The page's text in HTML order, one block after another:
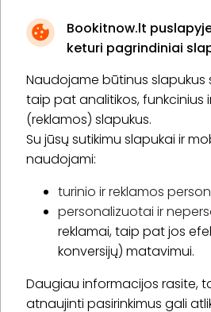
Bookitnow.lt
keturi pagrindiniai
Naudojame būtinus slapukus
taip pat analitikos, funkcinius
(reklamos) slapukus.
Su jūsų sutikimu slapukai ir
naudojami:
turinio ir reklamos
personalizuotai ir
reklamai, taip pat jos
konversijų) matavimui.
Daugiau informacijos rasite,
atnaujinti pasirinkimus gali
* Susipažinau su
Apie „BookitNow“
Informacija
„GERA DOVANA“ GRUPĖ